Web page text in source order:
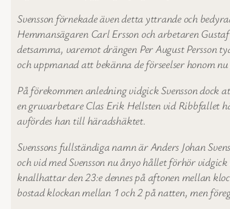
Svensson förnekade även detta yttrande och
Hemmansägaren Carl Ersson och arbetaren
detsamma, varemot drängen Per August Persson
och uppmanad att bekänna de förseelser honom
På förekommen anledning vidgick Svensson
en gruvarbetare Clas Erik Hellsten vid Ribbfallet
avfördes han till häradshäktet.
Svenssons fullständiga namn är Anders Johan
och vid med Svensson nu ånyo hållet förhör
knallhattar den 23:e dennes på aftonen mellan
bostad klockan mellan 1 och 2 på natten, men